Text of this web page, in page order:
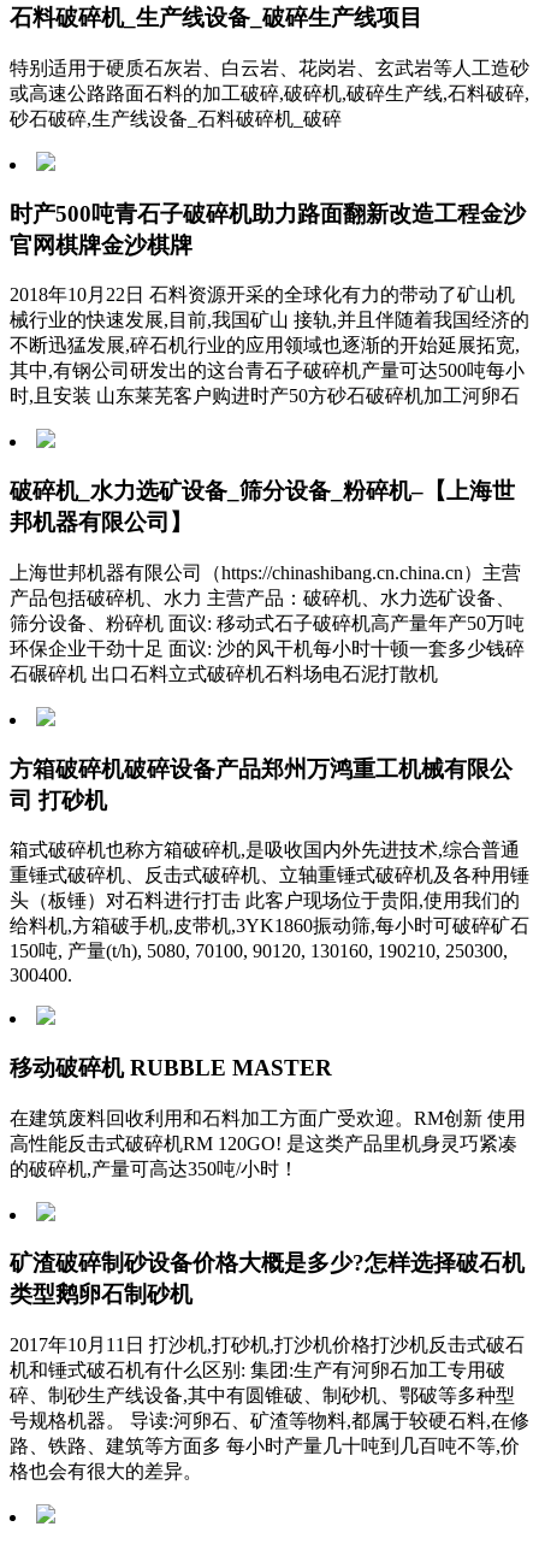
石料破碎机_生产线设备_破碎生产线项目
特别适用于硬质石灰岩、白云岩、花岗岩、玄武岩等人工造砂
或高速公路路面石料的加工破碎,破碎机,破碎生产线,石料破碎,
砂石破碎,生产线设备_石料破碎机_破碎
时产500吨青石子破碎机助力路面翻新改造工程金沙
官网棋牌金沙棋牌
2018年10月22日 石料资源开采的全球化有力的带动了矿山机
械行业的快速发展,目前,我国矿山 接轨,并且伴随着我国经济的
不断迅猛发展,碎石机行业的应用领域也逐渐的开始延展拓宽,
其中,有钢公司研发出的这台青石子破碎机产量可达500吨每小
时,且安装 山东莱芜客户购进时产50方砂石破碎机加工河卵石
破碎机_水力选矿设备_筛分设备_粉碎机–【上海世
邦机器有限公司】
上海世邦机器有限公司（https://chinashibang.cn.china.cn）主营
产品包括破碎机、水力 主营产品：破碎机、水力选矿设备、
筛分设备、粉碎机 面议: 移动式石子破碎机高产量年产50万吨
环保企业干劲十足 面议: 沙的风干机每小时十顿一套多少钱碎
石碾碎机 出口石料立式破碎机石料场电石泥打散机
方箱破碎机破碎设备产品郑州万鸿重工机械有限公
司 打砂机
箱式破碎机也称方箱破碎机,是吸收国内外先进技术,综合普通
重锤式破碎机、反击式破碎机、立轴重锤式破碎机及各种用锤
头（板锤）对石料进行打击 此客户现场位于贵阳,使用我们的
给料机,方箱破手机,皮带机,3YK1860振动筛,每小时可破碎矿石
150吨, 产量(t/h), 5080, 70100, 90120, 130160, 190210, 250300,
300400.
移动破碎机 RUBBLE MASTER
在建筑废料回收利用和石料加工方面广受欢迎。RM创新 使用
高性能反击式破碎机RM 120GO! 是这类产品里机身灵巧紧凑
的破碎机,产量可高达350吨/小时！
矿渣破碎制砂设备价格大概是多少?怎样选择破石机
类型鹅卵石制砂机
2017年10月11日 打沙机,打砂机,打沙机价格打沙机反击式破石
机和锤式破石机有什么区别: 集团:生产有河卵石加工专用破
碎、制砂生产线设备,其中有圆锥破、制砂机、鄂破等多种型
号规格机器。 导读:河卵石、矿渣等物料,都属于较硬石料,在修
路、铁路、建筑等方面多 每小时产量几十吨到几百吨不等,价
格也会有很大的差异。